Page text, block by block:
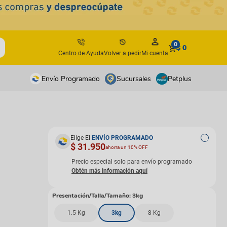
Centro de AyudaVolver a pedirMi cuenta
0$ 0
y suplementos
y suplementos
Envío Programado Sucursales Petplus
Elige El ENVÍO PROGRAMADO
$ 31.950ahorra un 10% OFF
Precio especial solo para envío programado
Presentación/Talla/Tamaño:3kg
1.5 Kg 3kg 8 Kg